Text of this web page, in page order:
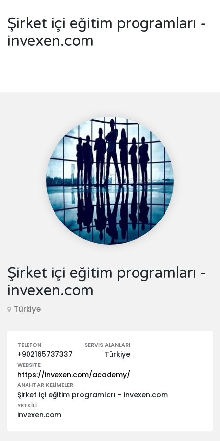
Şirket içi eğitim programları -
invexen.com
Şirket içi eğitim programları -
invexen.com
Türkiye
TELEFON
+902165737337
SERVIS ALANLARI
Türkiye
WEBSITE
https://invexen.com/academy/
ANAHTAR KELIMELER
Şirket içi eğitim programları - invexen.com
YETKILI
invexen.com